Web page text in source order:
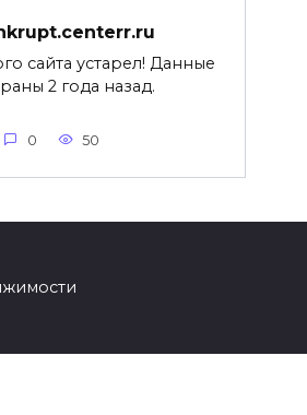
сайта устарел! Данные
2 года назад.
0 50